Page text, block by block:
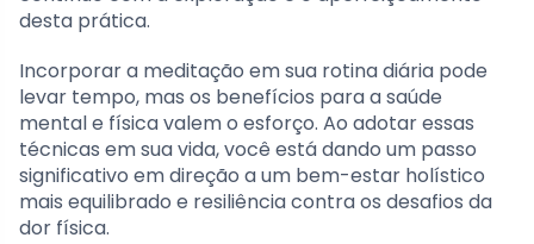
desta prática.
Incorporar a meditação em sua rotina diária pode
levar tempo, mas os benefícios para a saúde
mental e física valem o esforço. Ao adotar essas
técnicas em sua vida, você está dando um passo
significativo em direção a um bem-estar holístico
mais equilibrado e resiliência contra os desafios da
dor física.